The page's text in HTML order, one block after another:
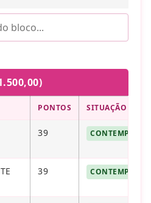
PONTOS SITUAÇÃO
39 CONTEMPLADO
39 CONTEMPLADO